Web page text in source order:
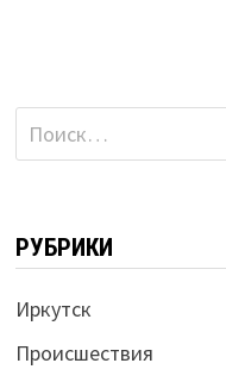
Найти:
РУБРИКИ
Иркутск
Происшествия